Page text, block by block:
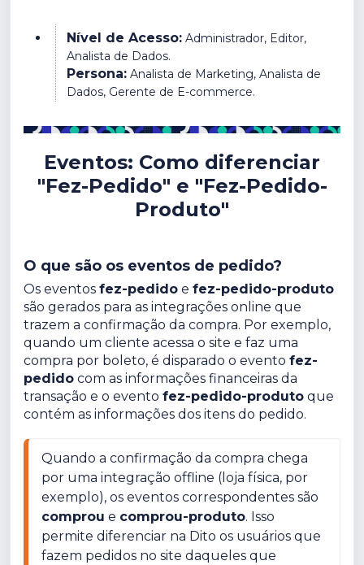
Nível de Acesso: Administrador, Editor,
Analista de Dados.
Persona: Analista de Marketing, Analista de
Dados, Gerente de E-commerce.
Eventos: Como diferenciar
"Fez-Pedido" e "Fez-Pedido-
Produto"
O que são os eventos de pedido?
Os eventos fez-pedido e fez-pedido-produto
são gerados para as integrações online que
trazem a confirmação da compra. Por exemplo,
quando um cliente acessa o site e faz uma
compra por boleto, é disparado o evento fez-
pedido com as informações financeiras da
transação e o evento fez-pedido-produto que
contém as informações dos itens do pedido.
Quando a confirmação da compra chega
por uma integração offline (loja física, por
comprou e comprou-produto. Isso
permite diferenciar na Dito os usuários que
fazem pedidos no site daqueles que